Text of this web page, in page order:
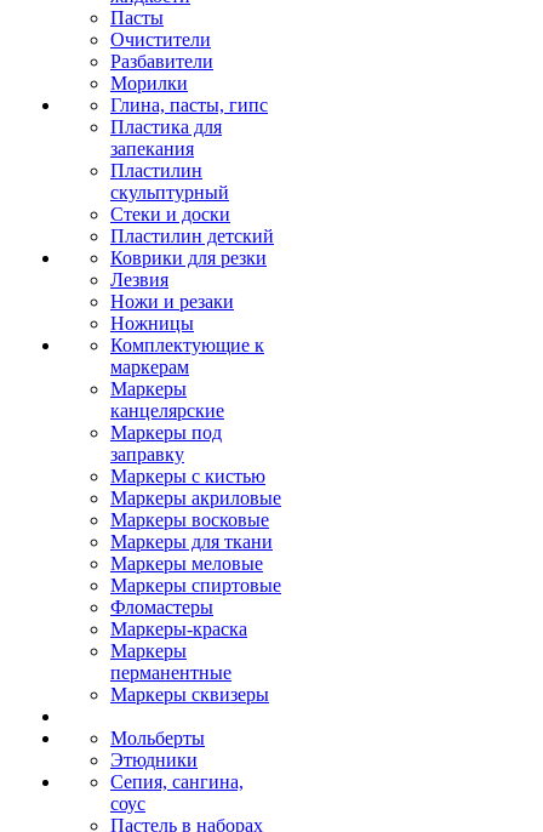
Пасты
Очистители
Разбавители
Морилки
Глина, пасты, гипс
Пластика для
запекания
Пластилин
скульптурный
Стеки и доски
Пластилин детский
Коврики для резки
Лезвия
Ножи и резаки
Ножницы
Комплектующие к
маркерам
Маркеры
канцелярские
Маркеры под
заправку
Маркеры с кистью
Маркеры акриловые
Маркеры восковые
Маркеры для ткани
Маркеры меловые
Маркеры спиртовые
Фломастеры
Маркеры-краска
Маркеры
перманентные
Маркеры сквизеры
Мольберты
Этюдники
Сепия, сангина,
соус
Пастель в наборах